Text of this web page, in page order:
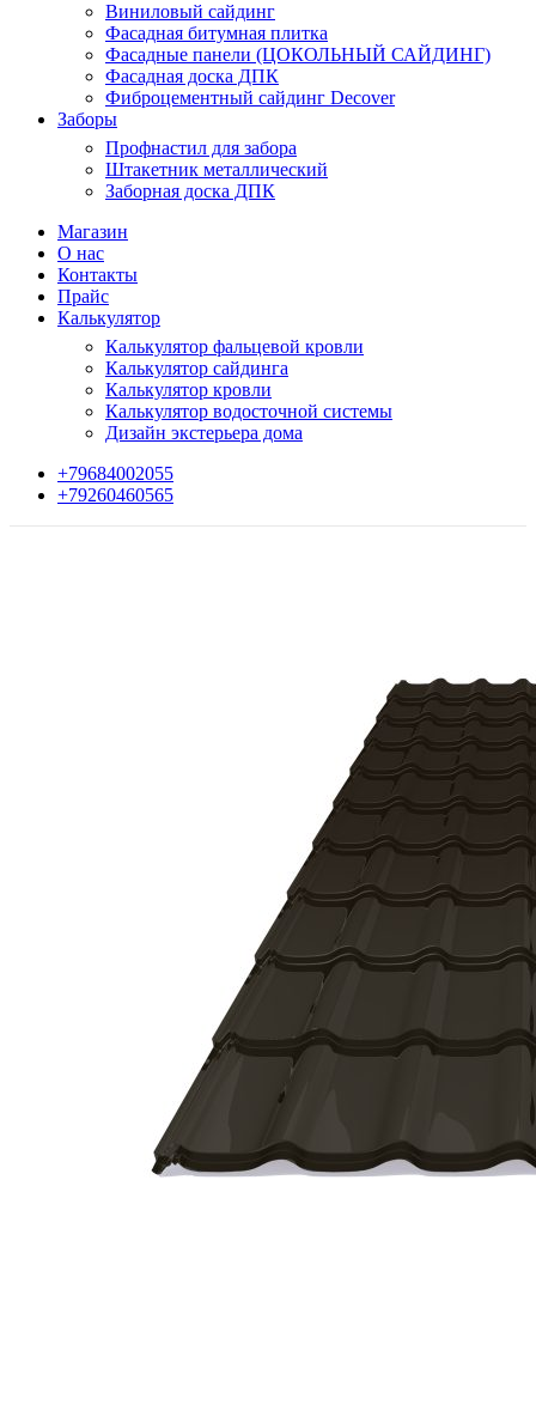
Виниловый сайдинг
Фасадная битумная плитка
Фасадные панели (ЦОКОЛЬНЫЙ САЙДИНГ)
Фасадная доска ДПК
Фиброцементный сайдинг Decover
Заборы
Профнастил для забора
Штакетник металлический
Заборная доска ДПК
Магазин
О нас
Контакты
Прайс
Калькулятор
Калькулятор фальцевой кровли
Калькулятор сайдинга
Калькулятор кровли
Калькулятор водосточной системы
Дизайн экстерьера дома
+79684002055
+79260460565